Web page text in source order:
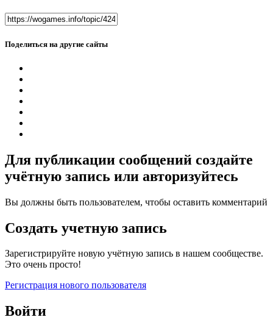
Поделиться на другие сайты
Для публикации сообщений создайте
учётную запись или авторизуйтесь
Вы должны быть пользователем, чтобы оставить комментарий
Создать учетную запись
Зарегистрируйте новую учётную запись в нашем сообществе.
Это очень просто!
Регистрация нового пользователя
Войти